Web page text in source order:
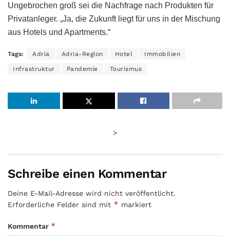
Ungebrochen groß sei die Nachfrage nach Produkten für
Privatanleger. „Ja, die Zukunft liegt für uns in der Mischung
aus Hotels und Apartments.“
Tags: Adria Adria-Region Hotel Immobilien
Infrastruktur Pandemie Tourismus
>
Schreibe einen Kommentar
Deine E-Mail-Adresse wird nicht veröffentlicht.
Erforderliche Felder sind mit * markiert
Kommentar *